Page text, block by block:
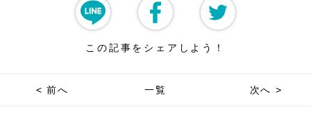
この記事をシェアしよう！
< 前へ 一覧 次へ >